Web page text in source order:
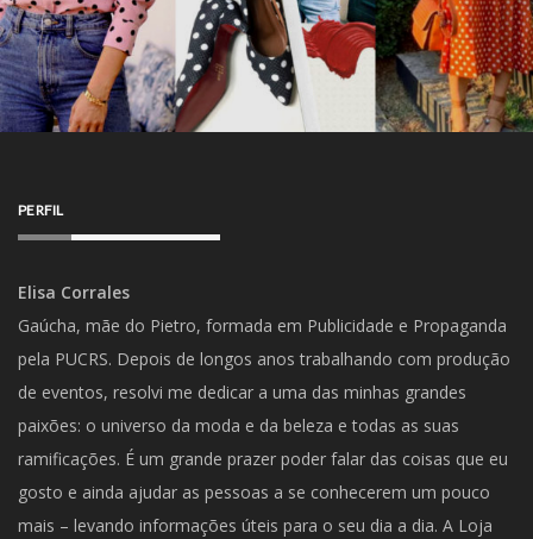
PERFIL
Elisa Corrales
Gaúcha, mãe do Pietro, formada em Publicidade e Propaganda
pela PUCRS. Depois de longos anos trabalhando com produção
de eventos, resolvi me dedicar a uma das minhas grandes
paixões: o universo da moda e da beleza e todas as suas
ramificações. É um grande prazer poder falar das coisas que eu
gosto e ainda ajudar as pessoas a se conhecerem um pouco
mais – levando informações úteis para o seu dia a dia. A Loja